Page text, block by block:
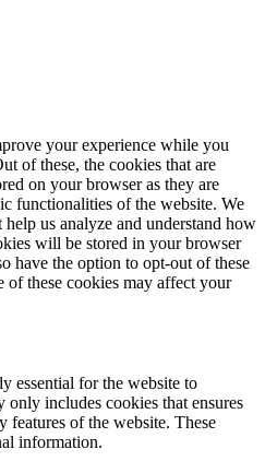
your experience while you
of these, the cookies that are
on your browser as they are
functionalities of the website. We
us analyze and understand how
will be stored in your browser
have the option to opt-out of these
these cookies may affect your
essential for the website to
includes cookies that ensures
features of the website. These
information.